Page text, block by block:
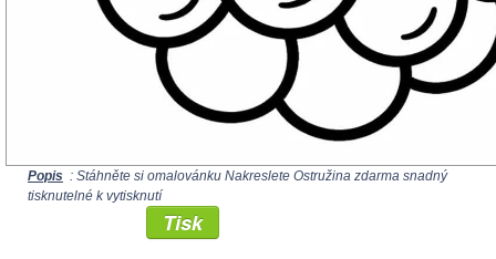
Popis : Stáhněte si omalovánku Nakreslete Ostružina zdarma snadný
tisknutelné k vytisknutí
Tisk